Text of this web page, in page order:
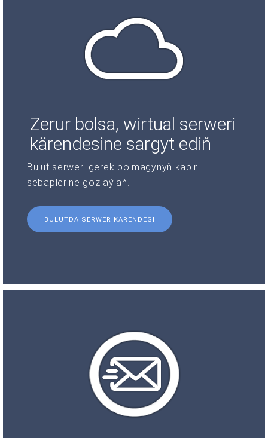
Zerur bolsa, wirtual serweri
kärendesine sargyt ediň
Bulut serweri gerek bolmagynyň käbir
sebäplerine göz aýlaň.
BULUTDA SERWER KÄRENDESI